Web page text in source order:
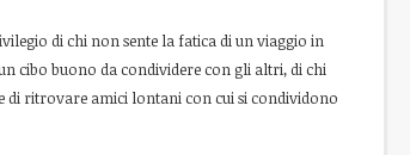
di chi non sente la fatica di un viaggio in
cibo buono da condividere con gli altri, di chi
di ritrovare amici lontani con cui si condividono